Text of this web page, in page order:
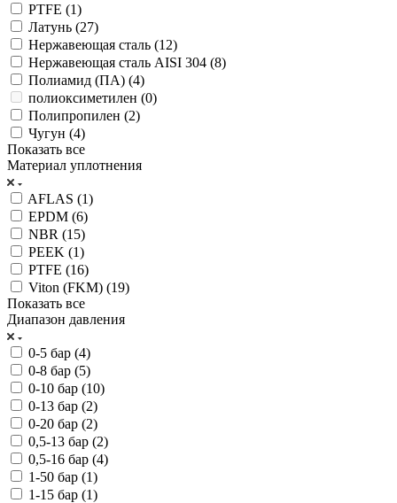
PTFE (1)
Латунь (27)
Нержавеющая сталь (12)
Нержавеющая сталь AISI 304 (8)
Полиамид (ПА) (4)
полиоксиметилен (0)
Полипропилен (2)
Чугун (4)
Показать все
Материал уплотнения
AFLAS (1)
EPDM (6)
NBR (15)
PEEK (1)
PTFE (16)
Viton (FKM) (19)
Показать все
Диапазон давления
0-5 бар (4)
0-8 бар (5)
0-10 бар (10)
0-13 бар (2)
0-20 бар (2)
0,5-13 бар (2)
0,5-16 бар (4)
1-50 бар (1)
1-15 бар (1)